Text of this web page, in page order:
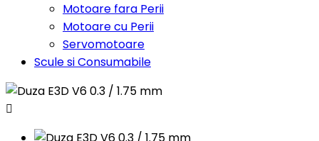
Motoare fara Perii
Motoare cu Perii
Servomotoare
Scule si Consumabile
